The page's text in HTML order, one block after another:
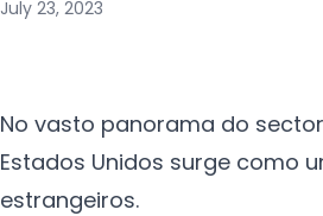
July 23, 2023
No vasto panorama do
Estados Unidos surge como
estrangeiros.